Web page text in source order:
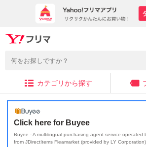
カテゴリから探す
Click here for Buyee
Buyee - A multilingual purchasing agent service operated
from JDirectItems Fleamarket (provided by LY Corporation)